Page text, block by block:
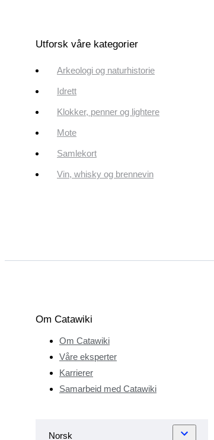
Utforsk våre kategorier
Arkeologi og naturhistorie
Idrett
Klokker, penner og lightere
Mote
Samlekort
Vin, whisky og brennevin
Om Catawiki
Om Catawiki
Våre eksperter
Karrierer
Samarbeid med Catawiki